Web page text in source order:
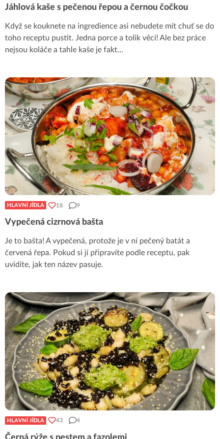
Jáhlová kaše s pečenou řepou a černou čočkou
Když se kouknete na ingredience asi nebudete mít chuť se do
toho receptu pustit. Jedna porce a tolik věcí! Ale bez práce
nejsou koláče a tahle kaše je fakt...
HLAVNÍ JÍDLA 18 9
Vypečená cizrnová bašta
Je to bašta! A vypečená, protože je v ní pečený batát a
červená řepa. Pokud si jí připravíte podle receptu, pak
uvidíte, jak ten název pasuje.
HLAVNÍ JÍDLA 43 4